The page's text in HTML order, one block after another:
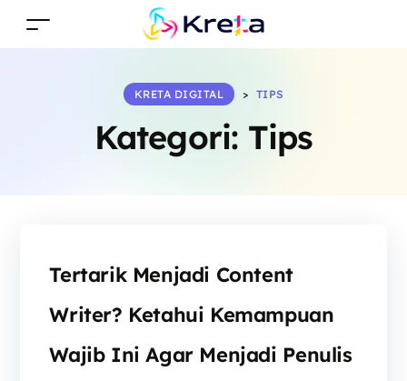
Kategori: Tips
KRETA DIGITAL > TIPS
Tertarik Menjadi Content
Writer? Ketahui Kemampuan
Wajib Ini Agar Menjadi Penulis